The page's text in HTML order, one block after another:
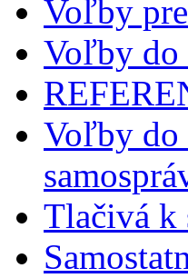
Voľby
Voľby do
Voľby do
Tlačivá k